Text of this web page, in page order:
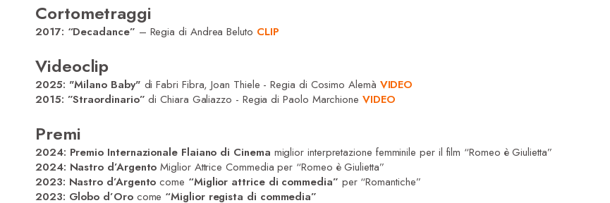
Cortometraggi
2017: “Decadance” – Regia di Andrea Beluto CLIP
Videoclip
2025: "Milano Baby" di Fabri Fibra, Joan Thiele - Regia di Cosimo Alemà VIDEO
2015: ”Straordinario”di Chiara Galiazzo - Regia di Paolo Marchione VIDEO
Premi
2024: Premio Internazionale Flaiano di Cinema miglior interpretazione femminile per il film “Romeo è Giulietta”
2024: Nastro d’ArgentoMiglior Attrice Commedia per “Romeo è Giulietta”
2023: Nastro d’Argentocome “Miglior attrice di commedia” per “Romantiche”
2023: Globo d’Oro come “Miglior regista di commedia”